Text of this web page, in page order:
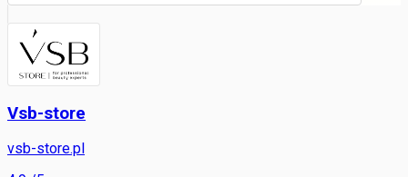
Vsb-store
vsb-store.pl